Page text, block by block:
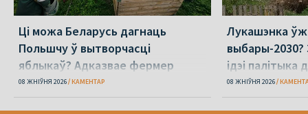
Ці можа Беларусь дагнаць
Польшчу ў вытворчасці
яблыкаў? Адказвае фермер
08 ЖНІЎНЯ 2026 КАМЕНТАР
Лукашэнка
выбары-
ідэі палітыка
08 ЖНІЎНЯ 2026